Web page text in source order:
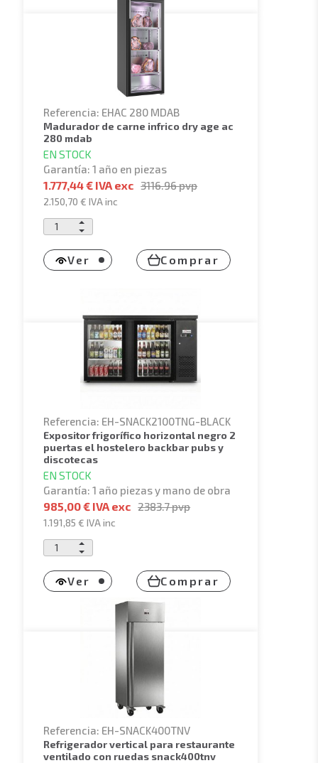
Referencia: EHAC 280 MDAB
madurador de carne infrico dry age ac
280 mdab
EN STOCK
Garantía: 1 año en piezas
1.777,44 € IVA exc 3116.96pvp
2.150,70 €IVA inc
Ver Comprar
Referencia: EH-SNACK2100TNG-BLACK
expositor frigorífico horizontal negro 2
puertas el hostelero backbar pubs y
discotecas
EN STOCK
Garantía: 1 año piezas y mano de obra
985,00 € IVA exc 2383.7pvp
1.191,85 €IVA inc
Ver Comprar
Referencia: EH-SNACK400TNV
refrigerador vertical para restaurante
ventilado con ruedas snack400tnv